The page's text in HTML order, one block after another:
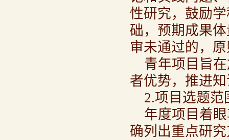
性研究，鼓励
础，预期成果
审未通过的，
青年项目旨
者优势，推进
2.项目选题范
年度项目着
确列出重点研